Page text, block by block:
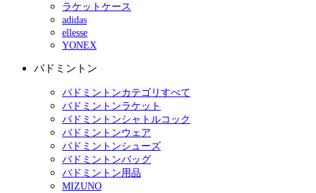
ラケットケース
adidas
ellesse
YONEX
バドミントン
バドミントンカテゴリすべて
バドミントンラケット
バドミントンシャトルコック
バドミントンウェア
バドミントンシューズ
バドミントンバッグ
バドミントン用品
MIZUNO